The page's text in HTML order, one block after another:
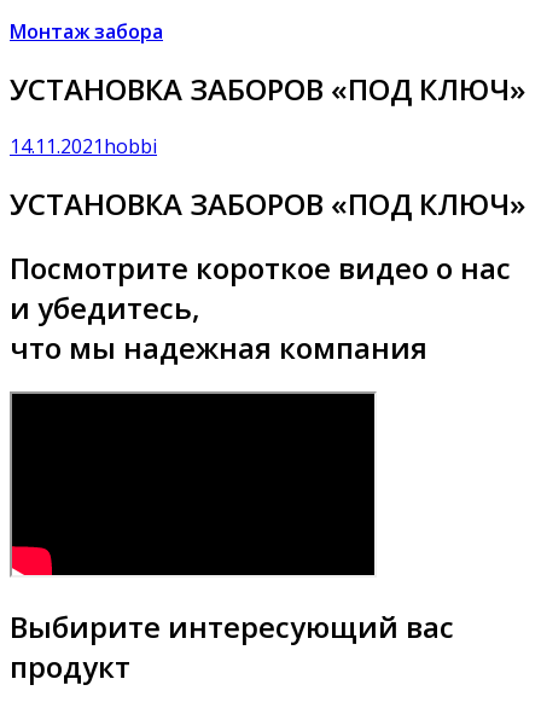
Монтаж забора
УСТАНОВКА ЗАБОРОВ «ПОД КЛЮЧ»
14.11.2021hobbi
УСТАНОВКА ЗАБОРОВ «ПОД КЛЮЧ»
Посмотрите короткое видео о нас
и убедитесь,
что мы надежная компания
Выбирите интересующий вас
продукт